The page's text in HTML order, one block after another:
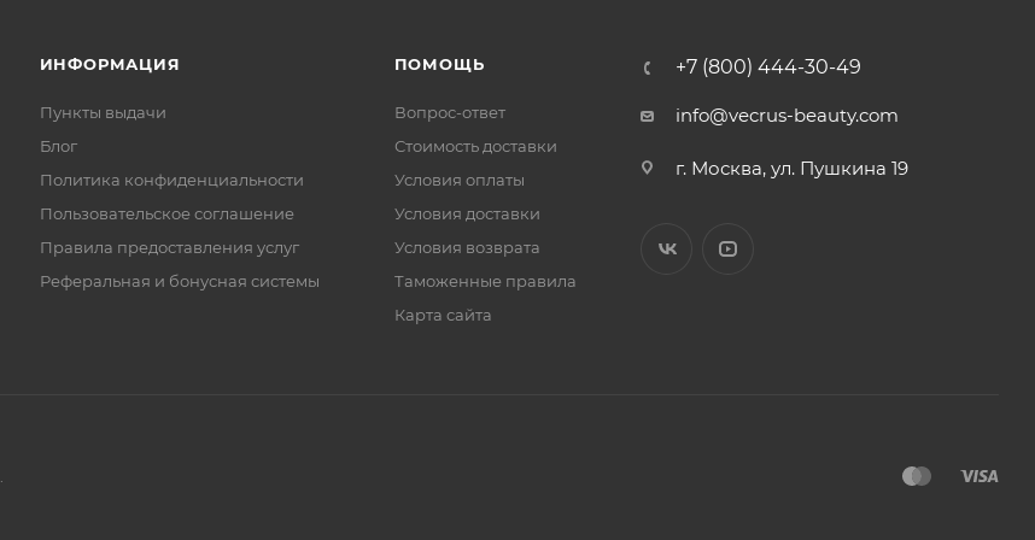
ИНФОРМАЦИЯ
Пункты выдачи
Блог
Политика конфиденциальности
Пользовательское соглашение
Правила предоставления услуг
Реферальная и бонусная системы
ПОМОЩЬ
Вопрос-ответ
Стоимость доставки
Условия оплаты
Условия доставки
Условия возврата
Таможенные правила
Карта сайта
+7 (800) 444-30-49
info@vecrus-beauty.com
г. Москва, ул. Пушкина 19